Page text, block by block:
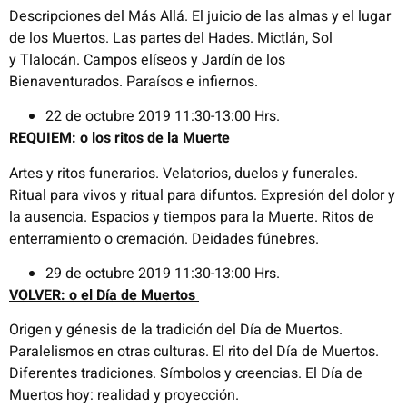
Descripciones del Más Allá. El juicio de las almas y el lugar
de los Muertos. Las partes del Hades. Mictlán, Sol
yTlalocán. Campos elíseos y Jardín de los
Bienaventurados. Paraísos e infiernos.
22 de octubre 2019 11:30-13:00 Hrs.
REQUIEM: o los ritos de la Muerte
Artes y ritos funerarios. Velatorios, duelos y funerales.
Ritual para vivos y ritual para difuntos. Expresión del dolor y
la ausencia. Espacios y tiempos para la Muerte. Ritos de
enterramiento o cremación. Deidades fúnebres.
29 de octubre 2019 11:30-13:00 Hrs.
VOLVER: o el Día de Muertos
Origen y génesis de la tradición del Día de Muertos.
Paralelismos en otras culturas. El rito del Día de Muertos.
Diferentes tradiciones. Símbolos y creencias. El Día de
Muertos hoy: realidad y proyección.